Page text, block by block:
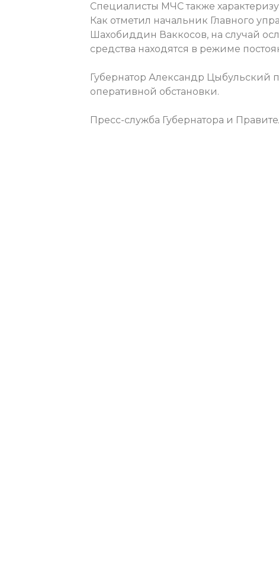
Специалисты МЧС также
Как отметил начальник Главного
Шахобиддин Ваккосов, на случай
средства находятся в режиме
Губернатор Александр Цыбульский
оперативной обстановки.
Пресс-служба Губернатора и